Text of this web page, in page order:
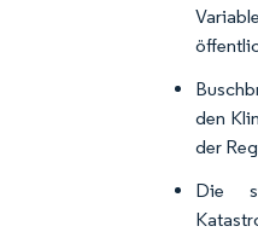
den
der
Die